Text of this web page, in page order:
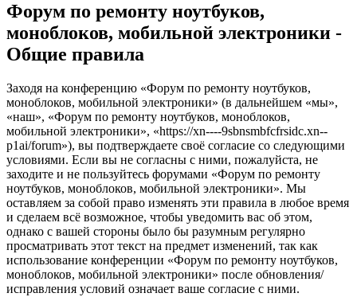
Форум по ремонту ноутбуков,
моноблоков, мобильной электроники -
Общие правила
Заходя на конференцию «Форум по ремонту ноутбуков,
моноблоков, мобильной электроники» (в дальнейшем «мы»,
«наш», «Форум по ремонту ноутбуков, моноблоков,
мобильной электроники», «https://xn----9sbnsmbfcfrsidc.xn--
p1ai/forum»), вы подтверждаете своё согласие со следующими
условиями. Если вы не согласны с ними, пожалуйста, не
заходите и не пользуйтесь форумами «Форум по ремонту
ноутбуков, моноблоков, мобильной электроники». Мы
оставляем за собой право изменять эти правила в любое время
и сделаем всё возможное, чтобы уведомить вас об этом,
однако с вашей стороны было бы разумным регулярно
просматривать этот текст на предмет изменений, так как
использование конференции «Форум по ремонту ноутбуков,
моноблоков, мобильной электроники» после обновления/
исправления условий означает ваше согласие с ними.